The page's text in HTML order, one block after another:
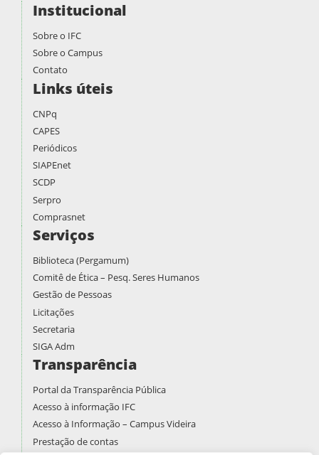
Institucional
Sobre o IFC
Sobre o Campus
Contato
Links úteis
CNPq
CAPES
Periódicos
SIAPEnet
SCDP
Serpro
Comprasnet
Serviços
Biblioteca (Pergamum)
Comitê de Ética – Pesq. Seres Humanos
Gestão de Pessoas
Licitações
Secretaria
SIGA Adm
Transparência
Portal da Transparência Pública
Acesso à informação IFC
Acesso à Informação – Campus Videira
Prestação de contas